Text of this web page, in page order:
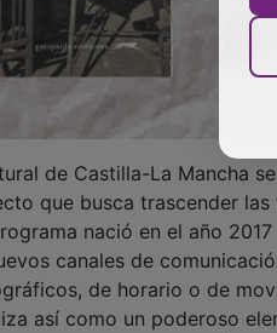
de Castilla-La Mancha
que busca trascender
nació en el año
canales de
de horario o de
así como un poderoso